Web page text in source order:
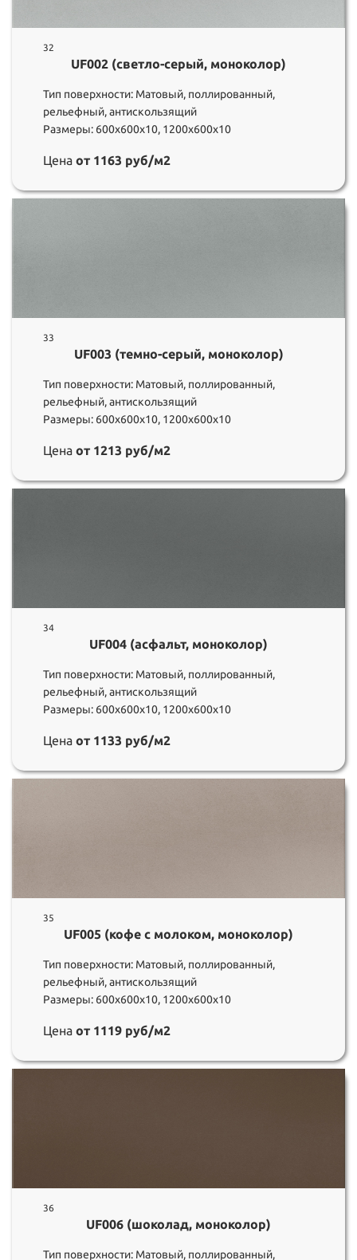
32
UF002 (светло-серый, моноколор)
Тип поверхности: Матовый, поллированный,
рельефный, антискользящий
Размеры: 600х600х10, 1200х600х10
Цена от 1163 руб/м2
33
UF003 (темно-серый, моноколор)
Тип поверхности: Матовый, поллированный,
рельефный, антискользящий
Размеры: 600х600х10, 1200х600х10
Цена от 1213 руб/м2
34
UF004 (асфальт, моноколор)
Тип поверхности: Матовый, поллированный,
рельефный, антискользящий
Размеры: 600х600х10, 1200х600х10
Цена от 1133 руб/м2
35
UF005 (кофе с молоком, моноколор)
Тип поверхности: Матовый, поллированный,
рельефный, антискользящий
Размеры: 600х600х10, 1200х600х10
Цена от 1119 руб/м2
36
UF006 (шоколад, моноколор)
Тип поверхности: Матовый, поллированный,